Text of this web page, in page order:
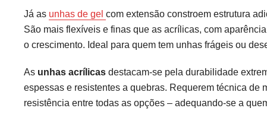
Já as unhas de gel com extensão constroem estrutura
São mais flexíveis e finas que as acrílicas, com
o crescimento. Ideal para quem tem unhas frágeis ou
As unhas acrílicas destacam-se pela durabilidade
espessas e resistentes a quebras. Requerem técnica de
resistência entre todas as opções – adequando-se a